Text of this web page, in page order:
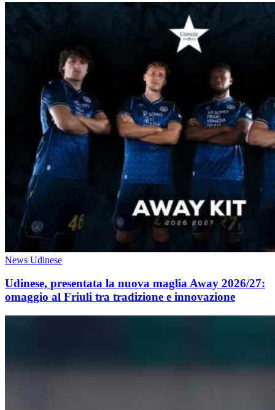
News Udinese
Udinese, presentata la nuova maglia Away 2026/27:
omaggio al Friuli tra tradizione e innovazione